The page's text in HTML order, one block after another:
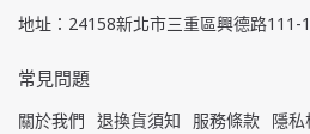
地址：24158新北市三重區興德路111-
常見問題
關於我們 退換貨須知 服務條款 隱